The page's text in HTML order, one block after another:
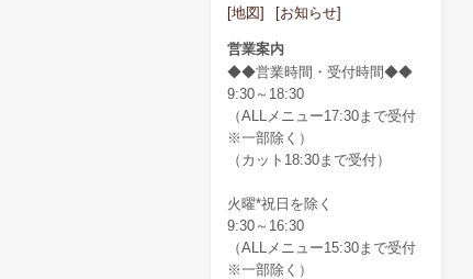
[地図]
[お知らせ]
営業案内
◆◆営業時間・受付時間◆◆
9:30～18:30
（ALLメニュー17:30まで受付
※一部除く）
（カット18:30まで受付）
火曜*祝日を除く
9:30～16:30
（ALLメニュー15:30まで受付
※一部除く）